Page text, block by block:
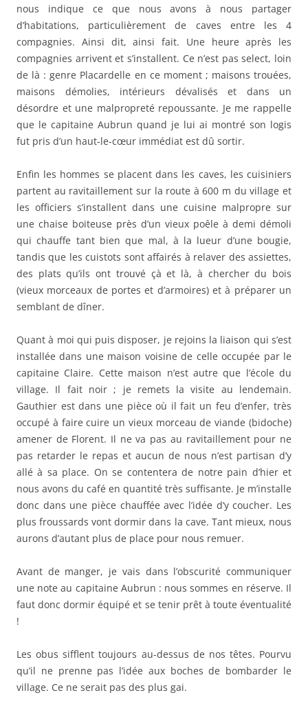
nous indique ce que nous avons à nous partager
d’habitations, particulièrement de caves entre les 4
compagnies. Ainsi dit, ainsi fait. Une heure après les
compagnies arrivent et s’installent. Ce n’est pas select, loin
de là : genre Placardelle en ce moment ; maisons trouées,
maisons démolies, intérieurs dévalisés et dans un
désordre et une malpropreté repoussante. Je me rappelle
que le capitaine Aubrun quand je lui ai montré son logis
fut pris d’un haut-le-cœur immédiat est dû sortir.
Enfin les hommes se placent dans les caves, les cuisiniers
partent au ravitaillement sur la route à 600 m du village et
les officiers s’installent dans une cuisine malpropre sur
une chaise boiteuse près d’un vieux poêle à demi démoli
qui chauffe tant bien que mal, à la lueur d’une bougie,
tandis que les cuistots sont affairés à relaver des assiettes,
des plats qu’ils ont trouvé çà et là, à chercher du bois
(vieux morceaux de portes et d’armoires) et à préparer un
semblant de dîner.
Quant à moi qui puis disposer, je rejoins la liaison qui s’est
installée dans une maison voisine de celle occupée par le
capitaine Claire. Cette maison n’est autre que l’école du
village. Il fait noir ; je remets la visite au lendemain.
Gauthier est dans une pièce où il fait un feu d’enfer, très
occupé à faire cuire un vieux morceau de viande (bidoche)
amener de Florent. Il ne va pas au ravitaillement pour ne
pas retarder le repas et aucun de nous n’est partisan d’y
allé à sa place. On se contentera de notre pain d’hier et
nous avons du café en quantité très suffisante. Je m’installe
donc dans une pièce chauffée avec l’idée d’y coucher. Les
plus froussards vont dormir dans la cave. Tant mieux, nous
aurons d’autant plus de place pour nous remuer.
Avant de manger, je vais dans l’obscurité communiquer
une note au capitaine Aubrun : nous sommes en réserve. Il
faut donc dormir équipé et se tenir prêt à toute éventualité
!
Les obus sifflent toujours au-dessus de nos têtes. Pourvu
qu’il ne prenne pas l’idée aux boches de bombarder le
village. Ce ne serait pas des plus gai.